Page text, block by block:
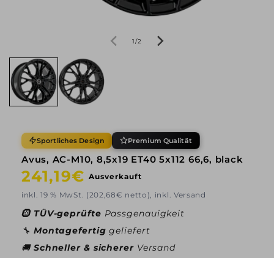
1/von
2
Sportliches Design Premium Qualität
Avus, AC-M10, 8,5x19 ET40 5x112 66,6, black
Normaler
Preis
241,19€ Ausverkauft
inkl. 19 % MwSt. (202,68€ netto), inkl. Versand
🛞 TÜV-geprüfte Passgenauigkeit
🔧 Montagefertiggeliefert
🚚 Schneller & sicherer Versand